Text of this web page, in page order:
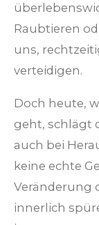
Raubtieren
uns,
verteidigen.
Doch heute,
geht, schlägt
auch bei
keine echte
Veränderung
innerlich